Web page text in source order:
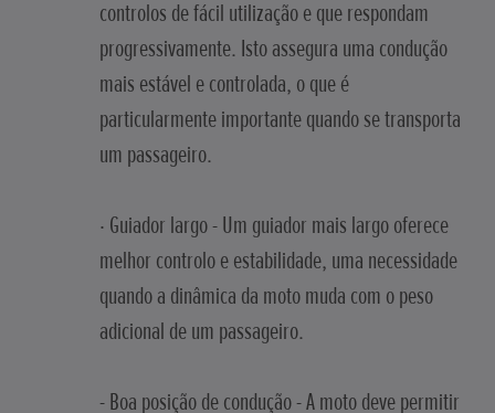
controlos de fácil utilização e que respondam
progressivamente. Isto assegura uma condução
mais estável e controlada, o que é
particularmente importante quando se transporta
um passageiro.
· Guiador largo - Um guiador mais largo oferece
melhor controlo e estabilidade, uma necessidade
quando a dinâmica da moto muda com o peso
adicional de um passageiro.
- Boa posição de condução - A moto deve permitir